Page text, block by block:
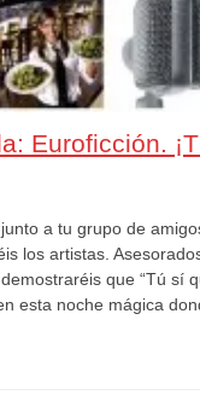
Euroficción.
a tu grupo de
los artistas.
que “Tú sí
esta noche mágica